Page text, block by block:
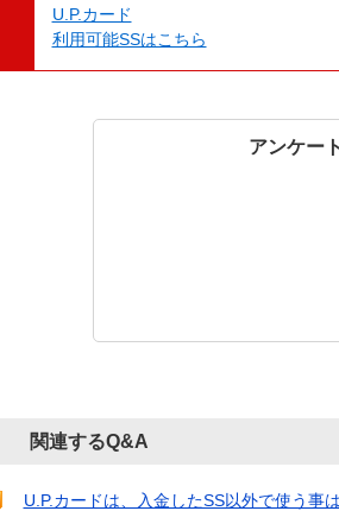
U.P.カード
利用可能SSはこちら
アンケー
関連するQ&A
U.P.カードは、入金したSS以外で使う事